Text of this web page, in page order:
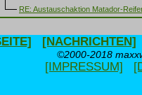
RE: Austauschaktion Matador-
[NACHRICHTEN]
©2000-2018
[IMPRESSUM]